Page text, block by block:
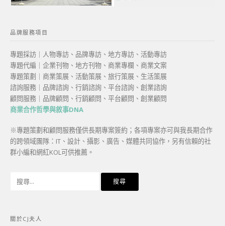
品牌服務項目
專題採訪｜人物專訪、品牌專訪、地方專訪、活動專訪
專題代編｜企業刊物、地方刊物、商業專欄、商業文案
專題策劃｜商業策展、活動策展、旅行策展、生活策展
諮詢服務｜品牌諮詢、行銷諮詢、平台諮詢、創業諮詢
顧問服務｜品牌顧問、行銷顧問、平台顧問、創業顧問
商業合作哲學與敘事DNA
※專題策劃和顧問服務僅供長期專案簽約；各項專案亦可與我長期合作
的跨領域團隊：IT、設計、攝影、廣告、媒體共同協作，另有信賴的社
群小編和網紅KOL可供推薦。
字:
關於CJ夫人